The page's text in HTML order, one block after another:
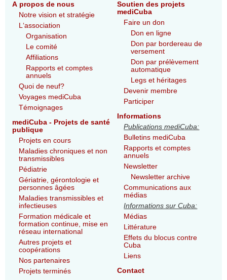
A propos de nous
Notre vision et stratégie
L‘association
Organisation
Le comité
Affiliations
Rapports et comptes
annuels
Quoi de neuf?
Voyages mediCuba
Témoignages
mediCuba - Projets de santé
publique
Projets en cours
Maladies chroniques et non
transmissibles
Pédiatrie
Gériatrie, gérontologie et
personnes âgées
Maladies transmissibles et
infectieuses
Formation médicale et
formation continue, mise en
réseau international
Autres projets et
coopérations
Nos partenaires
Projets terminés
Soutien des projets
mediCuba
Faire un don
Don en ligne
Don par bordereau de
versement
Don par prélèvement
automatique
Legs et héritages
Devenir membre
Participer
Informations
Publications mediCuba:
Bulletins mediCuba
Rapports et comptes
annuels
Newsletter
Newsletter archive
Communications aux
médias
Informations sur Cuba:
Médias
Littérature
Effets du blocus contre
Cuba
Liens
Contact